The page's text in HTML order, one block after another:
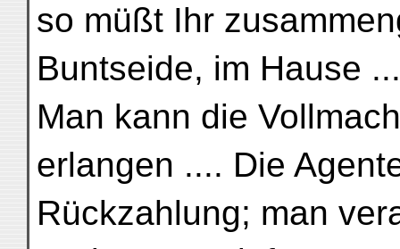
so müßt Ihr
Buntseide, im Hause
Man kann die
erlangen .... Die
Rückzahlung; man